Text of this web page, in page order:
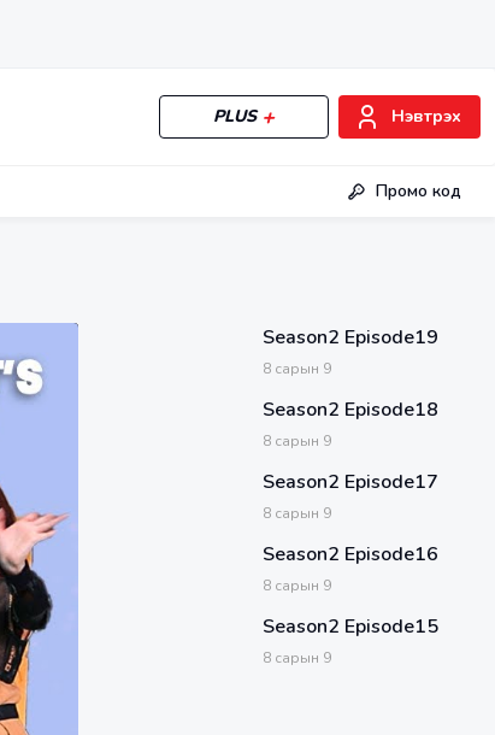
PLUS Нэвтрэх
Промо код
Season2 Episode19
8сарын 9
Season2 Episode18
8сарын 9
Season2 Episode17
8сарын 9
Season2 Episode16
8сарын 9
Season2 Episode15
8сарын 9